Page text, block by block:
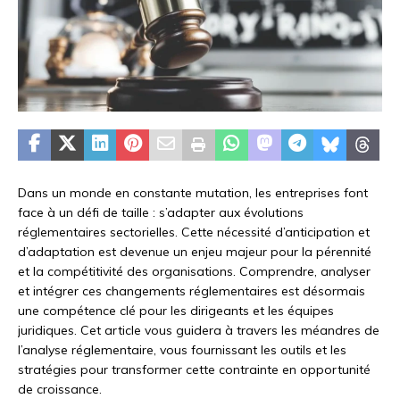
Dans un monde en constante mutation, les entreprises font
face à un défi de taille : s’adapter aux évolutions
réglementaires sectorielles. Cette nécessité d’anticipation et
d’adaptation est devenue un enjeu majeur pour la pérennité
et la compétitivité des organisations. Comprendre, analyser
et intégrer ces changements réglementaires est désormais
une compétence clé pour les dirigeants et les équipes
juridiques. Cet article vous guidera à travers les méandres de
l’analyse réglementaire, vous fournissant les outils et les
stratégies pour transformer cette contrainte en opportunité
de croissance.